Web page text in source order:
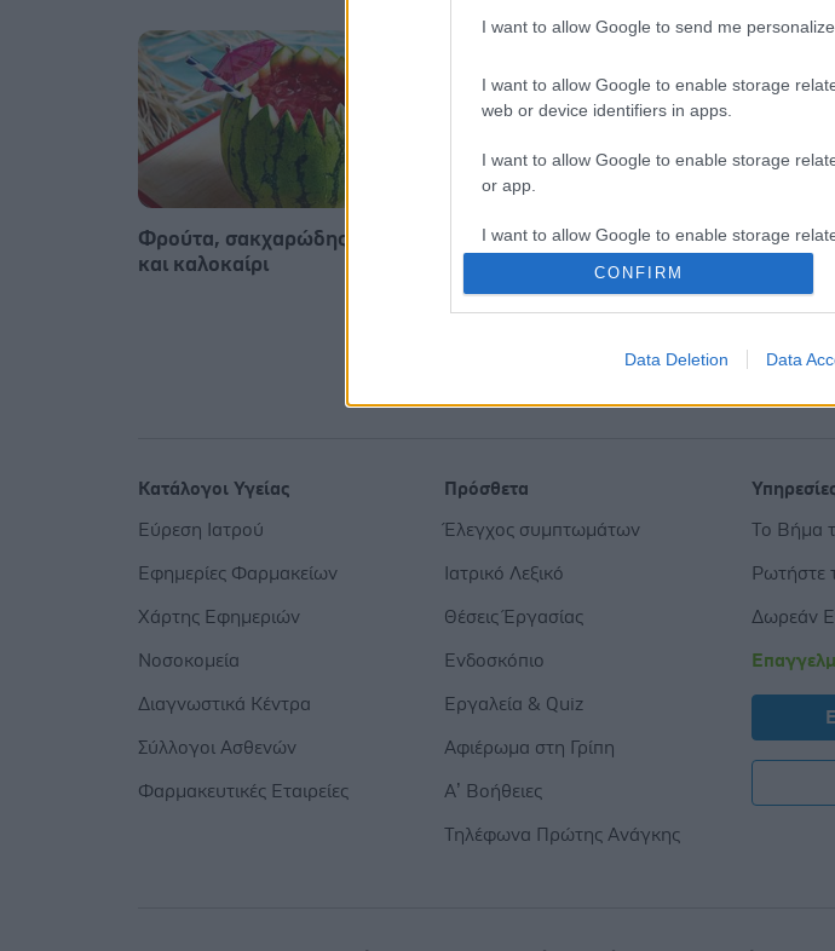
I want to allow Google to send me
I want to allow Google to enable storage
web or device identifiers in apps.
I want to allow Google to enable storage
or app.
I want to allow Google to enable storage
I want to allow Google to enable storage
authentication functionality and fraud
CONFIRM
Data Deletion Data
Φρούτα, σακχαρώδης διαβήτης
και καλοκαίρι
Σημάδια διπολικής διαταραχής
Κατάλογοι Υγείας
Εύρεση Ιατρού
Εφημερίες Φαρμακείων
Χάρτης Εφημεριών
Νοσοκομεία
Διαγνωστικά Κέντρα
Σύλλογοι Ασθενών
Φαρμακευτικές Εταιρείες
Πρόσθετα
Έλεγχος συμπτωμάτων
Ιατρικό Λεξικό
Θέσεις Έργασίας
Ενδοσκόπιο
Εργαλεία & Quiz
Αφιέρωμα στη Γρίπη
Α’ Βοήθειες
Τηλέφωνα Πρώτης Ανάγκης
Το Βήμα
Ρωτήστε
Δωρεάν